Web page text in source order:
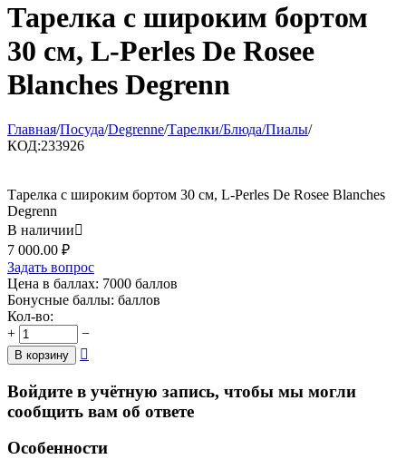
Тарелка с широким бортом
30 см, L-Perles De Rosee
Blanches Degrenn
Главная/Посуда/Degrenne/Тарелки/Блюда/Пиалы/
КОД:233926
Тарелка с широким бортом 30 см, L-Perles De Rosee Blanches
Degrenn
В наличии
7 000.00 ₽
Задать вопрос
Цена в баллах: 7000 баллов
Бонусные баллы: баллов
Кол-во:
+
−
В корзину 
Войдите в учётную запись, чтобы мы могли
сообщить вам об ответе
Особенности